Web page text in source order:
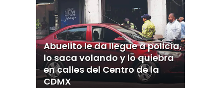
Abuelito le da llegue a policía,
lo saca volando y lo quiebra
en calles del Centro de la
CDMX